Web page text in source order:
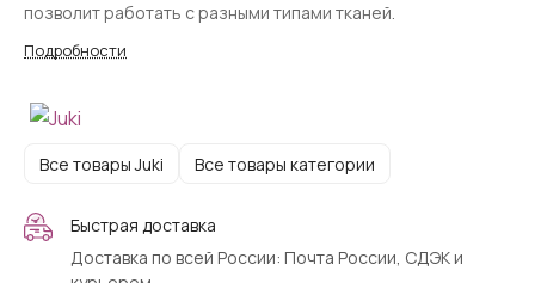
позволит работать с разными типами тканей.
Подробности
Все товары Juki Все товары категории
Быстрая доставка
Доставка по всей России: Почта России, СДЭК и